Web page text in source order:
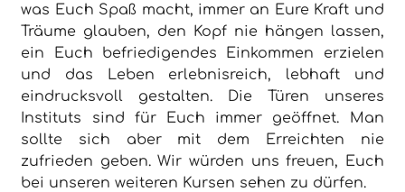
was Euch Spaß macht, immer an Eure Kraft und
Träume glauben, den Kopf nie hängen lassen,
ein Euch befriedigendes Einkommen erzielen
und das Leben erlebnisreich, lebhaft und
eindrucksvoll gestalten. Die Türen unseres
Instituts sind für Euch immer geöffnet. Man
sollte sich aber mit dem Erreichten nie
zufrieden geben. Wir würden uns freuen, Euch
bei unseren weiteren Kursen sehen zu dürfen.